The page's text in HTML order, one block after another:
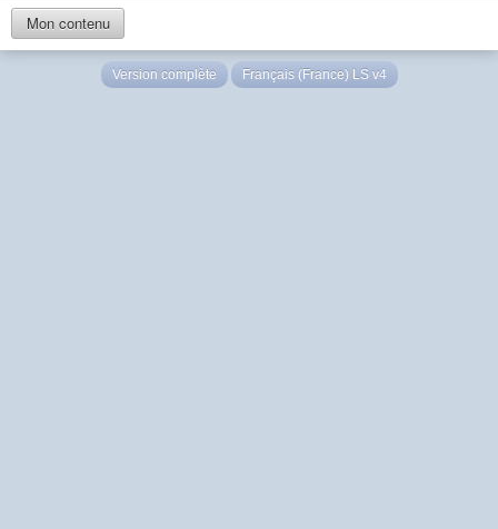
Mon contenu
Version complète Français (France) LS v4